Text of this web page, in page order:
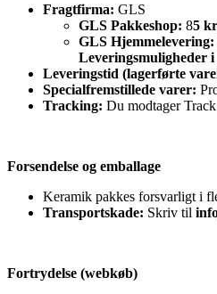
Fragtfirma: GLS
GLS Pakkeshop: 85
GLS Hjemmelevering:
Leveringsmuligheder
Leveringstid (lagerførte
Specialfremstillede varer:
Tracking: Du modtager
Forsendelse og emballage
Keramik pakkes forsvarligt i
Transportskade: Skriv til
Fortrydelse (webkøb)